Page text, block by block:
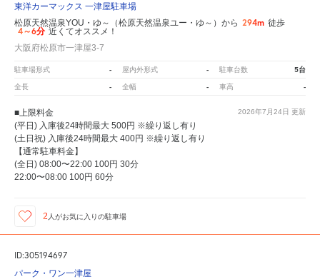
東洋カーマックス 一津屋駐車場
松原天然温泉YOU・ゆ～（松原天然温泉ユー・ゆ～）から 294m 徒歩
4～6分 近くてオススメ！
大阪府松原市一津屋3-7
駐車場形式 - 屋内外形式 - 駐車台数 5台
全長 - 全幅 - 車高 -
2026年7月24日 更新
■上限料金
(平日) 入庫後24時間最大 500円 ※繰り返し有り
(土日祝) 入庫後24時間最大 400円 ※繰り返し有り
【通常駐車料金】
(全日) 08:00〜22:00 100円 30分
22:00〜08:00 100円 60分
2 人がお気に入りの駐車場
ID:305194697
パーク・ワン一津屋